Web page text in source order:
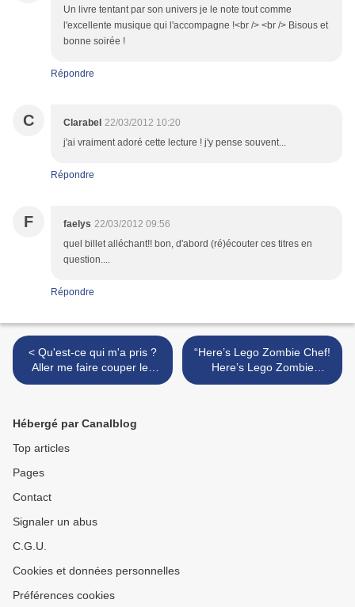
Un livre tentant par son univers je le note tout comme
l'excellente musique qui l'accompagne !<br /> <br /> Bisous et
bonne soirée !
Répondre
C Clarabel 22/03/2012 10:20
j'ai vraiment adoré cette lecture ! j'y pense souvent...
Répondre
F faelys 22/03/2012 09:56
quel billet alléchant!! bon, d'abord (ré)écouter ces titres en
question....
Répondre
< Qu'est-ce qui m'a pris ?
Aller me faire couper les
cheveux la veille d'un jour
“Here’s Lego Zombie Chef!
Here’s Lego Zombie
builder! See their grasping
Hébergé par Canalblog
Top articles
Pages
Contact
Signaler un abus
C.G.U.
Cookies et données personnelles
Préférences cookies